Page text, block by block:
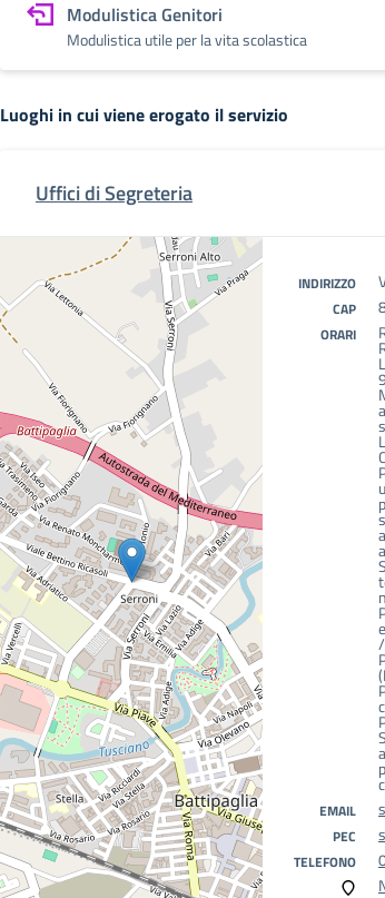
Modulistica Genitori
Modulistica utile per la vita scolastica
Luoghi in cui viene erogato il servizio
Uffici di Segreteria
INDIRIZZO
CAP
ORARI
EMAIL
PEC
TELEFONO